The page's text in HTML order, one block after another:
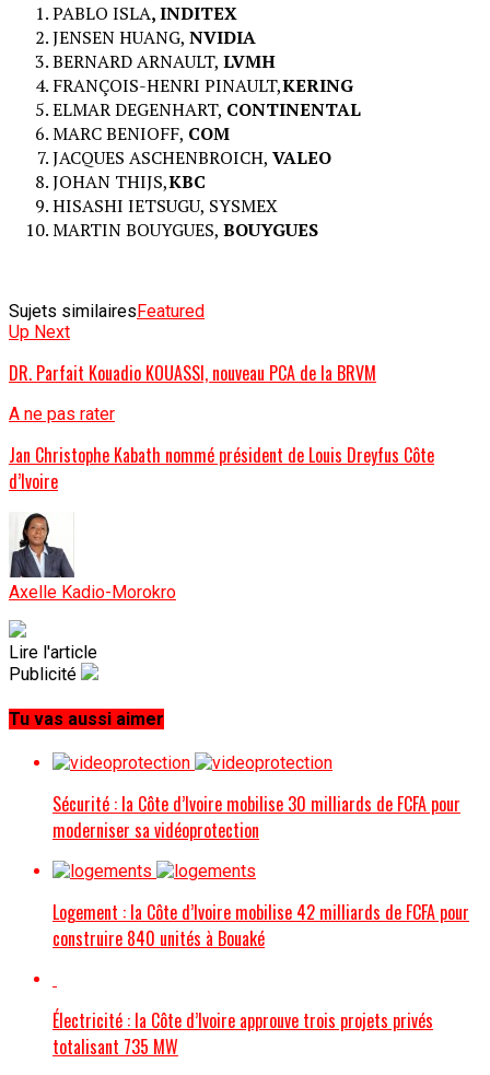
PABLO ISLA, INDITEX
JENSEN HUANG, NVIDIA
BERNARD ARNAULT, LVMH
FRANÇOIS-HENRI PINAULT,KERING
ELMAR DEGENHART, CONTINENTAL
MARC BENIOFF, COM
JACQUES ASCHENBROICH, VALEO
JOHAN THIJS,KBC
HISASHI IETSUGU, SYSMEX
MARTIN BOUYGUES, BOUYGUES
Sujets similaires Featured
Up Next
DR. Parfait Kouadio KOUASSI, nouveau PCA de la BRVM
A ne pas rater
Jan Christophe Kabath nommé président de Louis Dreyfus Côte
d’Ivoire
Axelle Kadio-Morokro
Lire l'article
Publicité
Tu vas aussi aimer
Sécurité : la Côte d’Ivoire mobilise 30 milliards de FCFA pour
moderniser sa vidéoprotection
Logement : la Côte d’Ivoire mobilise 42 milliards de FCFA pour
construire 840 unités à Bouaké
Électricité : la Côte d’Ivoire approuve trois projets privés
totalisant 735 MW